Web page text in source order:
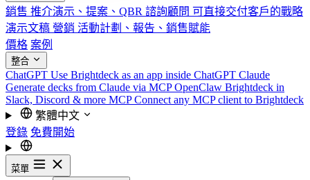
銷售 推介演示、提案、QBR 諮詢顧問 可直接交付客戶的戰略
演示文稿 營銷 活動計劃、報告、銷售賦能
價格 案例
整合
ChatGPT Use Brightdeck as an app inside ChatGPT Claude
Generate decks from Claude via MCP OpenClaw Brightdeck in
Slack, Discord & more MCP Connect any MCP client to Brightdeck
繁體中文
登錄 免費開始
菜單